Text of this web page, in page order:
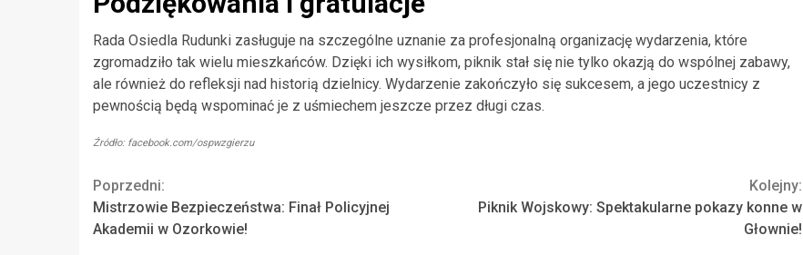
Rada Osiedla Rudunki zasługuje na szczególne uznanie za profesjonalną organizację wydarzenia, które
zgromadziło tak wielu mieszkańców. Dzięki ich wysiłkom, piknik stał się nie tylko okazją do wspólnej zabawy,
ale również do refleksji nad historią dzielnicy. Wydarzenie zakończyło się sukcesem, a jego uczestnicy z
pewnością będą wspominać je z uśmiechem jeszcze przez długi czas.
Źródło: facebook.com/ospwzgierzu
Continue
Reading
Poprzedni:
Mistrzowie Bezpieczeństwa: Finał Policyjnej
Akademii w Ozorkowie!
Kolejny:
Piknik Wojskowy: Spektakularne pokazy konne w
Głownie!